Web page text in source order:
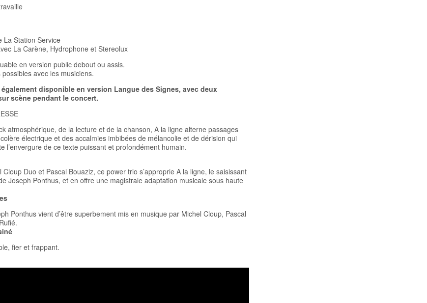
La Station Service
La Carène, Hydrophone et Stereolux
en version public debout ou assis.
avec les musiciens.
disponible en version Langue des Signes, avec deux
scène pendant le concert.
atmosphérique, de la lecture et de la chanson, A la ligne alterne passages
électrique et des accalmies imbibées de mélancolie et de dérision qui
l’envergure de ce texte puissant et profondément humain.
Cloup Duo et Pascal Bouaziz, ce power trio s’approprie A la ligne, le saisissant
Joseph Ponthus, et en offre une magistrale adaptation musicale sous haute
Ponthus vient d’être superbement mis en musique par Michel Cloup, Pascal
fier et frappant.